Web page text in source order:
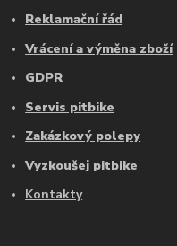
Reklamační řád
Vrácení a výměna zboží
GDPR
Servis pitbike
Zakázkový polepy
Vyzkoušej pitbike
Kontakty